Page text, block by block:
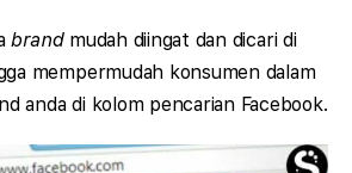
brandmudah diingat dan dicari di
mempermudah konsumen dalam
anda di kolom pencarian Facebook.